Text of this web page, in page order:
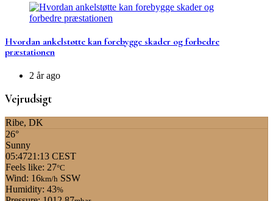
Hvordan ankelstøtte kan forebygge skader og forbedre
præstationen
2 år ago
Vejrudsigt
Ribe, DK
26°
Sunny
05:4721:13 CEST
Feels like: 27°C
Wind: 16km/h SSW
Humidity: 43%